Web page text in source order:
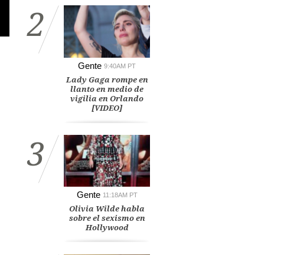
2
Gente 9:40AM PT
Lady Gaga rompe en
llanto en medio de
vigilia en Orlando
[VIDEO]
3
Gente 11:18AM PT
Olivia Wilde habla
sobre el sexismo en
Hollywood